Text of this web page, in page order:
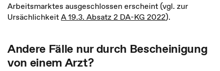
Arbeitsmarktes ausgeschlossen erscheint (vgl. zur
UrsächlichkeitA 19.3. Absatz 2 DA-KG 2022).
Andere Fälle nur durch Bescheinigung
von einem Arzt?